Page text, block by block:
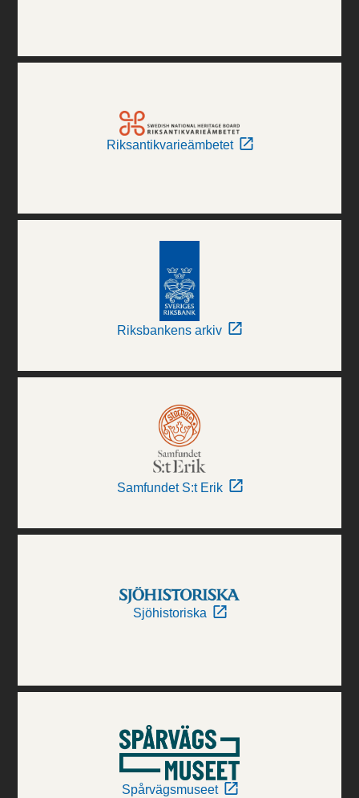
Riksantikvarieämbetet
Riksbankens arkiv
Samfundet S:t Erik
Sjöhistoriska
Spårvägsmuseet